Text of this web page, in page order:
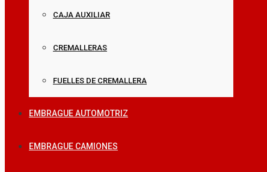
CAJA AUXILIAR
CREMALLERAS
FUELLES DE CREMALLERA
EMBRAGUE AUTOMOTRIZ
EMBRAGUE CAMIONES